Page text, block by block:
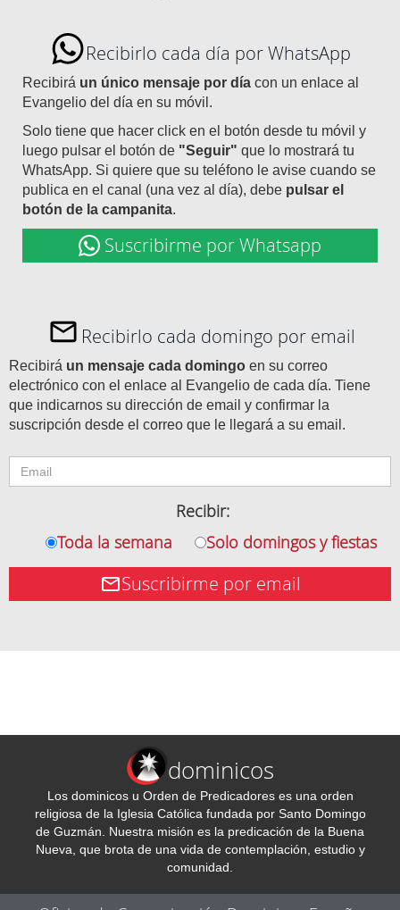
Recibirlo cada día por WhatsApp
Recibirá un único mensaje por día con un enlace al
Evangelio del día en su móvil.
Solo tiene que hacer click en el botón desde tu móvil y
luego pulsar el botón de "Seguir" que lo mostrará tu
WhatsApp. Si quiere que su teléfono le avise cuando se
publica en el canal (una vez al día), debe pulsar el
botón de la campanita.
Suscribirme por Whatsapp
Recibirlo cada domingo por email
Recibirá un mensaje cada domingo en su correo
electrónico con el enlace al Evangelio de cada día. Tiene
que indicarnos su dirección de email y confirmar la
suscripción desde el correo que le llegará a su email.
Recibir:
Toda la semana
Solo domingos y fiestas
Suscribirme por email
dominicos
Los dominicos u Orden de Predicadores es una orden
religiosa de la Iglesia Católica fundada por Santo Domingo
de Guzmán. Nuestra misión es la predicación de la Buena
Nueva, que brota de una vida de contemplación, estudio y
comunidad.